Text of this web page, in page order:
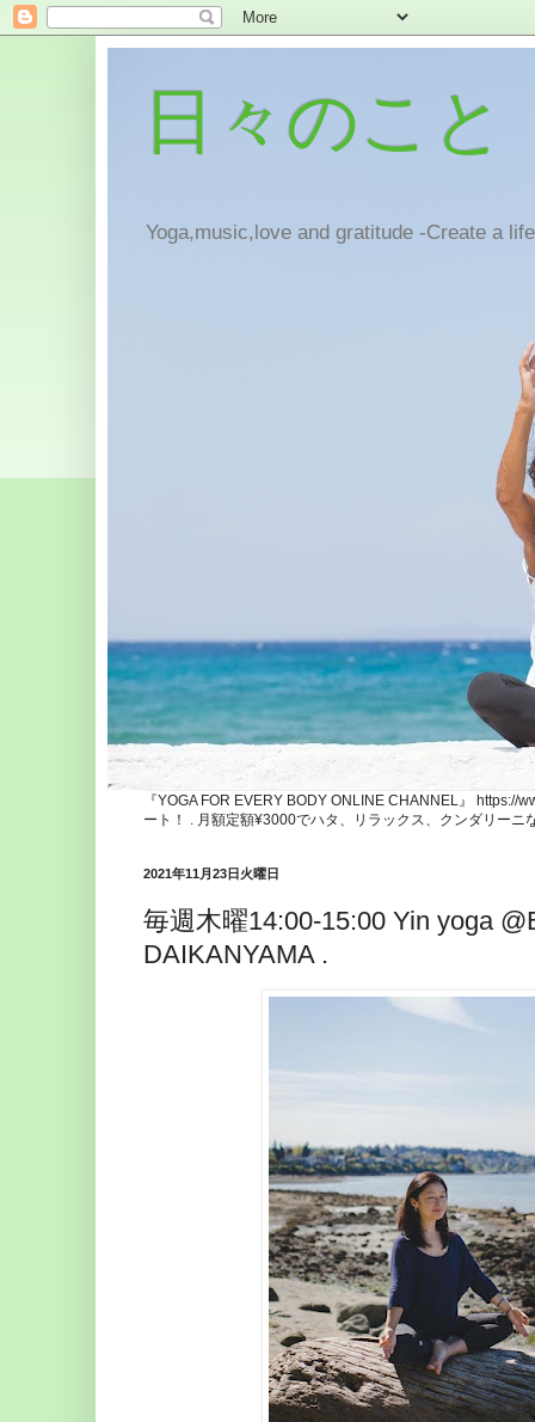
日々のこと
Yoga,music,love and gratitude -Create a
『YOGA FOR EVERY BODY ONLINE CHANNEL』
ート！ . 月額定額¥3000でハタ、リラックス、クンダリー
2021年11月23日火曜日
毎週木曜14:00-15:00 Yin yoga
DAIKANYAMA .